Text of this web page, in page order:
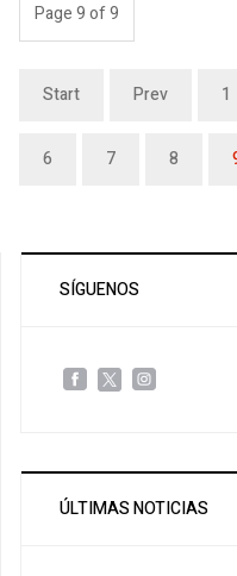
Page 9 of 9
Start Prev 1
6 7 8
SÍGUENOS
ÚLTIMAS NOTICIAS